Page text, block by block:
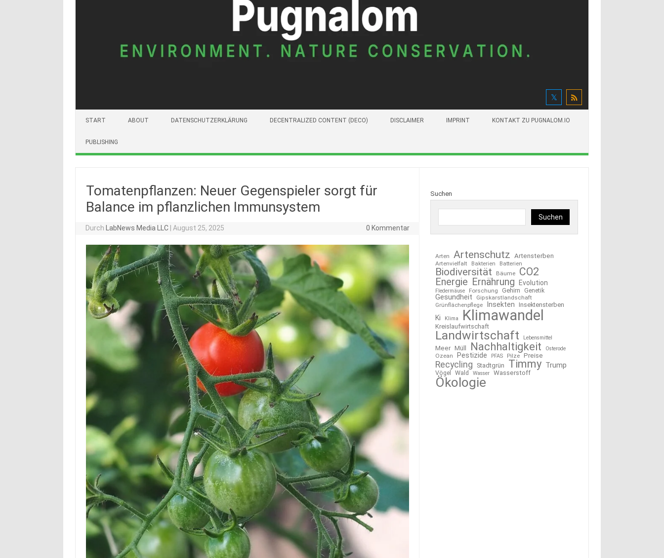
START ABOUT DATENSCHUTZERKLÄRUNG DECENTRALIZED CONTENT (DECO) DISCLAIMER IMPRINT KONTAKT ZU PUGNALOM.IO
PUBLISHING
Tomatenpflanzen: Neuer Gegenspieler sorgt für
Balance im pflanzlichen Immunsystem
Durch LabNews Media LLC August 25, 2025 0 Kommentar
Suchen
Suchen
Arten Artenschutz Artensterben
Artenvielfalt Bakterien Batterien
Biodiversität Bäume CO2
Energie Ernährung Evolution
Fledermäuse Forschung Gehirn Genetik
Gesundheit Gipskarstlandschaft
Grünflächenpflege Insekten Insektensterben
Ki Klima Klimawandel
Kreislaufwirtschaft
Landwirtschaft Lebensmittel
Meer Müll Nachhaltigkeit Osterode
Ozean Pestizide PFAS Pilze Preise
Recycling Stadtgrün Timmy Trump
Vögel Wald Wasser Wasserstoff
Ökologie